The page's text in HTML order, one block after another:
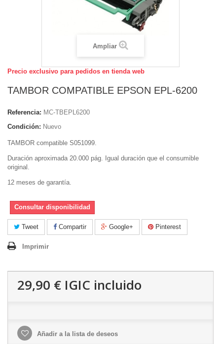
Ampliar
Precio exclusivo para pedidos en tienda web
TAMBOR COMPATIBLE EPSON EPL-6200
Referencia: MC-TBEPL6200
Condición: Nuevo
TAMBOR compatible S051099.
Duración aproximada 20.000 pág. Igual duración que el consumible
original.
12 meses de garantía.
Consultar disponibilidad
Tweet Compartir Google+ Pinterest
Imprimir
29,90 € IGIC incluido
Añadir a la lista de deseos